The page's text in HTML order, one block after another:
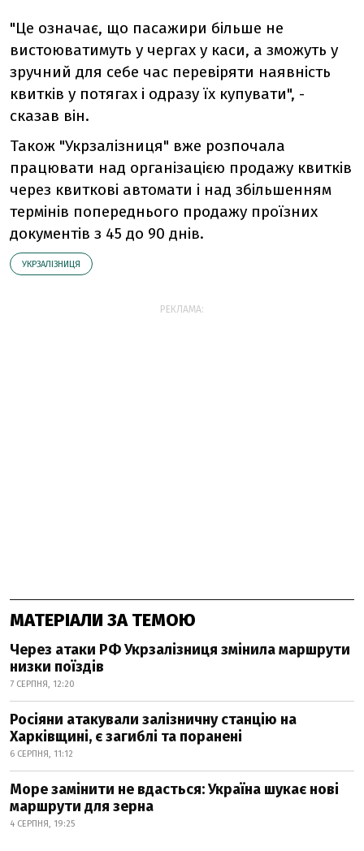
"Це означає, що пасажири більше не
вистоюватимуть у чергах у каси, а зможуть у
зручний для себе час перевіряти наявність
квитків у потягах і одразу їх купувати", -
сказав він.
Також "Укрзалізниця" вже розпочала
працювати над організацією продажу квитків
через квиткові автомати і над збільшенням
термінів попереднього продажу проїзних
документів з 45 до 90 днів.
УКРЗАЛІЗНИЦЯ
РЕКЛАМА:
МАТЕРІАЛИ ЗА ТЕМОЮ
Через атаки РФ Укрзалізниця змінила маршрути
низки поїздів
7 СЕРПНЯ, 12:20
Росіяни атакували залізничну станцію на
Харківщині, є загиблі та поранені
6 СЕРПНЯ, 11:12
Море замінити не вдасться: Україна шукає нові
маршрути для зерна
4 СЕРПНЯ, 19:25